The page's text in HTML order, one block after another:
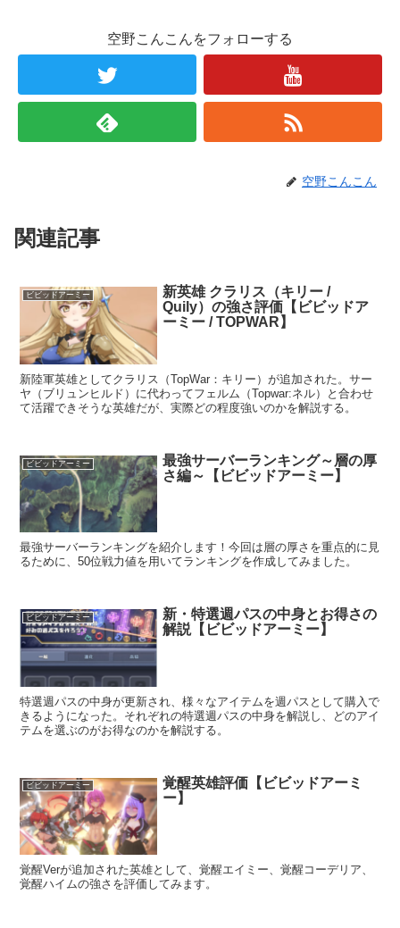
空野こんこんをフォローする
空野こんこん
関連記事
ビビッドアーミー
新英雄 クラリス（キリー /
Quily）の強さ評価【ビビッドア
ーミー / TOPWAR】
新陸軍英雄としてクラリス（TopWar：キリー）が追加された。サー
ヤ（ブリュンヒルド）に代わってフェルム（Topwar:ネル）と合わせ
て活躍できそうな英雄だが、実際どの程度強いのかを解説する。
ビビッドアーミー
最強サーバーランキング～層の厚
さ編～【ビビッドアーミー】
最強サーバーランキングを紹介します！今回は層の厚さを重点的に見
るために、50位戦力値を用いてランキングを作成してみました。
ビビッドアーミー
新・特選週パスの中身とお得さの
解説【ビビッドアーミー】
特選週パスの中身が更新され、様々なアイテムを週パスとして購入で
きるようになった。それぞれの特選週パスの中身を解説し、どのアイ
テムを選ぶのがお得なのかを解説する。
ビビッドアーミー
覚醒英雄評価【ビビッドアーミ
ー】
覚醒Verが追加された英雄として、覚醒エイミー、覚醒コーデリア、
覚醒ハイムの強さを評価してみます。